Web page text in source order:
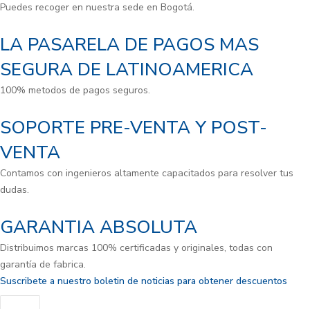
Puedes recoger en nuestra sede en Bogotá.
LA PASARELA DE PAGOS MAS
SEGURA DE LATINOAMERICA
100% metodos de pagos seguros.
SOPORTE PRE-VENTA Y POST-
VENTA
Contamos con ingenieros altamente capacitados para resolver tus
dudas.
GARANTIA ABSOLUTA
Distribuimos marcas 100% certificadas y originales, todas con
garantía de fabrica.
Suscribete a nuestro boletin de noticias para obtener descuentos